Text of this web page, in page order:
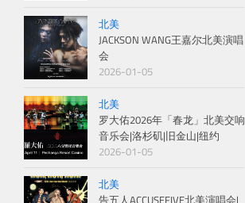
北美
JACKSON WANG王嘉尔北美演唱
会
2026-01-05
北美
罗大佑2026年「春龙」北美交响
音乐会|洛杉矶|旧金山|纽约
2026-01-05
北美
告五人ACCUSEFIVE北美演唱会|